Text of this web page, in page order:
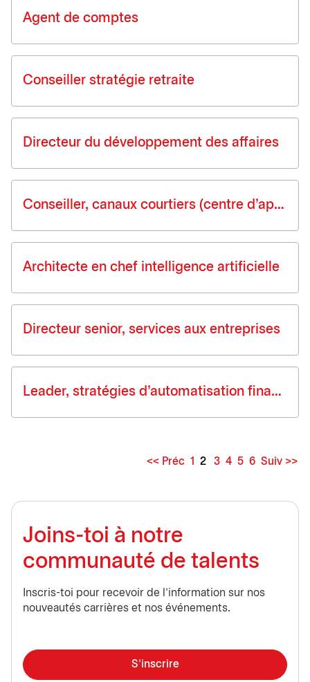
Agent de comptes
Conseiller stratégie retraite
Directeur du développement des affaires
Conseiller, canaux courtiers (centre d’appels)
Architecte en chef intelligence artificielle
Directeur senior, services aux entreprises
Leader, stratégies d'automatisation financement
<< Préc 1 Page
2 3 4 5 6 Suiv >>
Joins-toi à notre
communauté de talents
Inscris-toi pour recevoir de l'information sur nos
nouveautés carrières et nos événements.
S'inscrire